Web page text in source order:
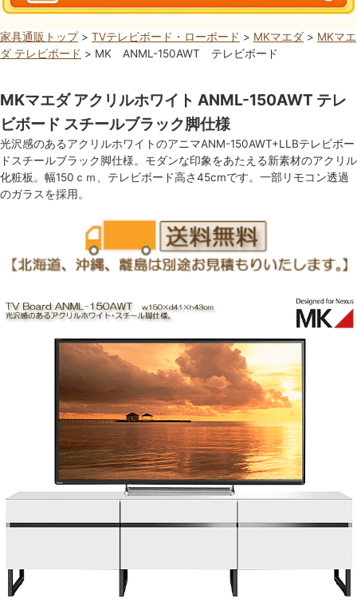
家具通販トップ> TVテレビボード・ローボード > MKマエダ > MKマエ
ダ テレビボード > MK ANML-150AWT テレビボード
MKマエダ アクリルホワイト ANML-150AWT テレ
ビボード スチールブラック脚仕様
光沢感のあるアクリルホワイトのアニマANM-150AWT+LLBテレビボー
ドスチールブラック脚仕様。モダンな印象をあたえる新素材のアクリル
化粧板。幅150ｃｍ、テレビボード高さ45cmです。一部リモコン透過
のガラスを採用。